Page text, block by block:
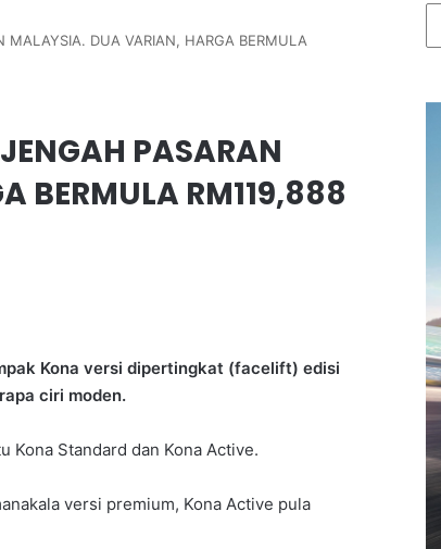
MALAYSIA. DUA VARIAN, HARGA BERMULA
PASARAN
BERMULA RM119,888
Kona versi dipertingkat (facelift) edisi
ciri moden.
Kona Standard dan Kona Active.
versi premium, Kona Active pula